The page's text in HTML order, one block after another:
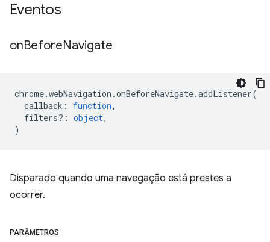
Eventos
onBeforeNavigate
chrome.webNavigation .onBeforeNavigate.addListener(
callback : function,
filters? : object,
)
Disparado quando uma navegação está prestes a
ocorrer.
PARÂMETROS